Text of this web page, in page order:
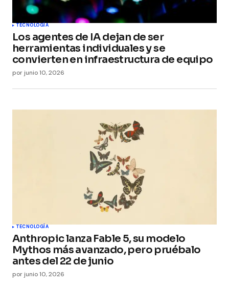
TECNOLOGÍA
Los agentes de IA dejan de ser
herramientas individuales y se
convierten en infraestructura de equipo
por junio 10, 2026
TECNOLOGÍA
Anthropic lanza Fable 5, su modelo
Mythos más avanzado, pero pruébalo
antes del 22 de junio
por junio 10, 2026